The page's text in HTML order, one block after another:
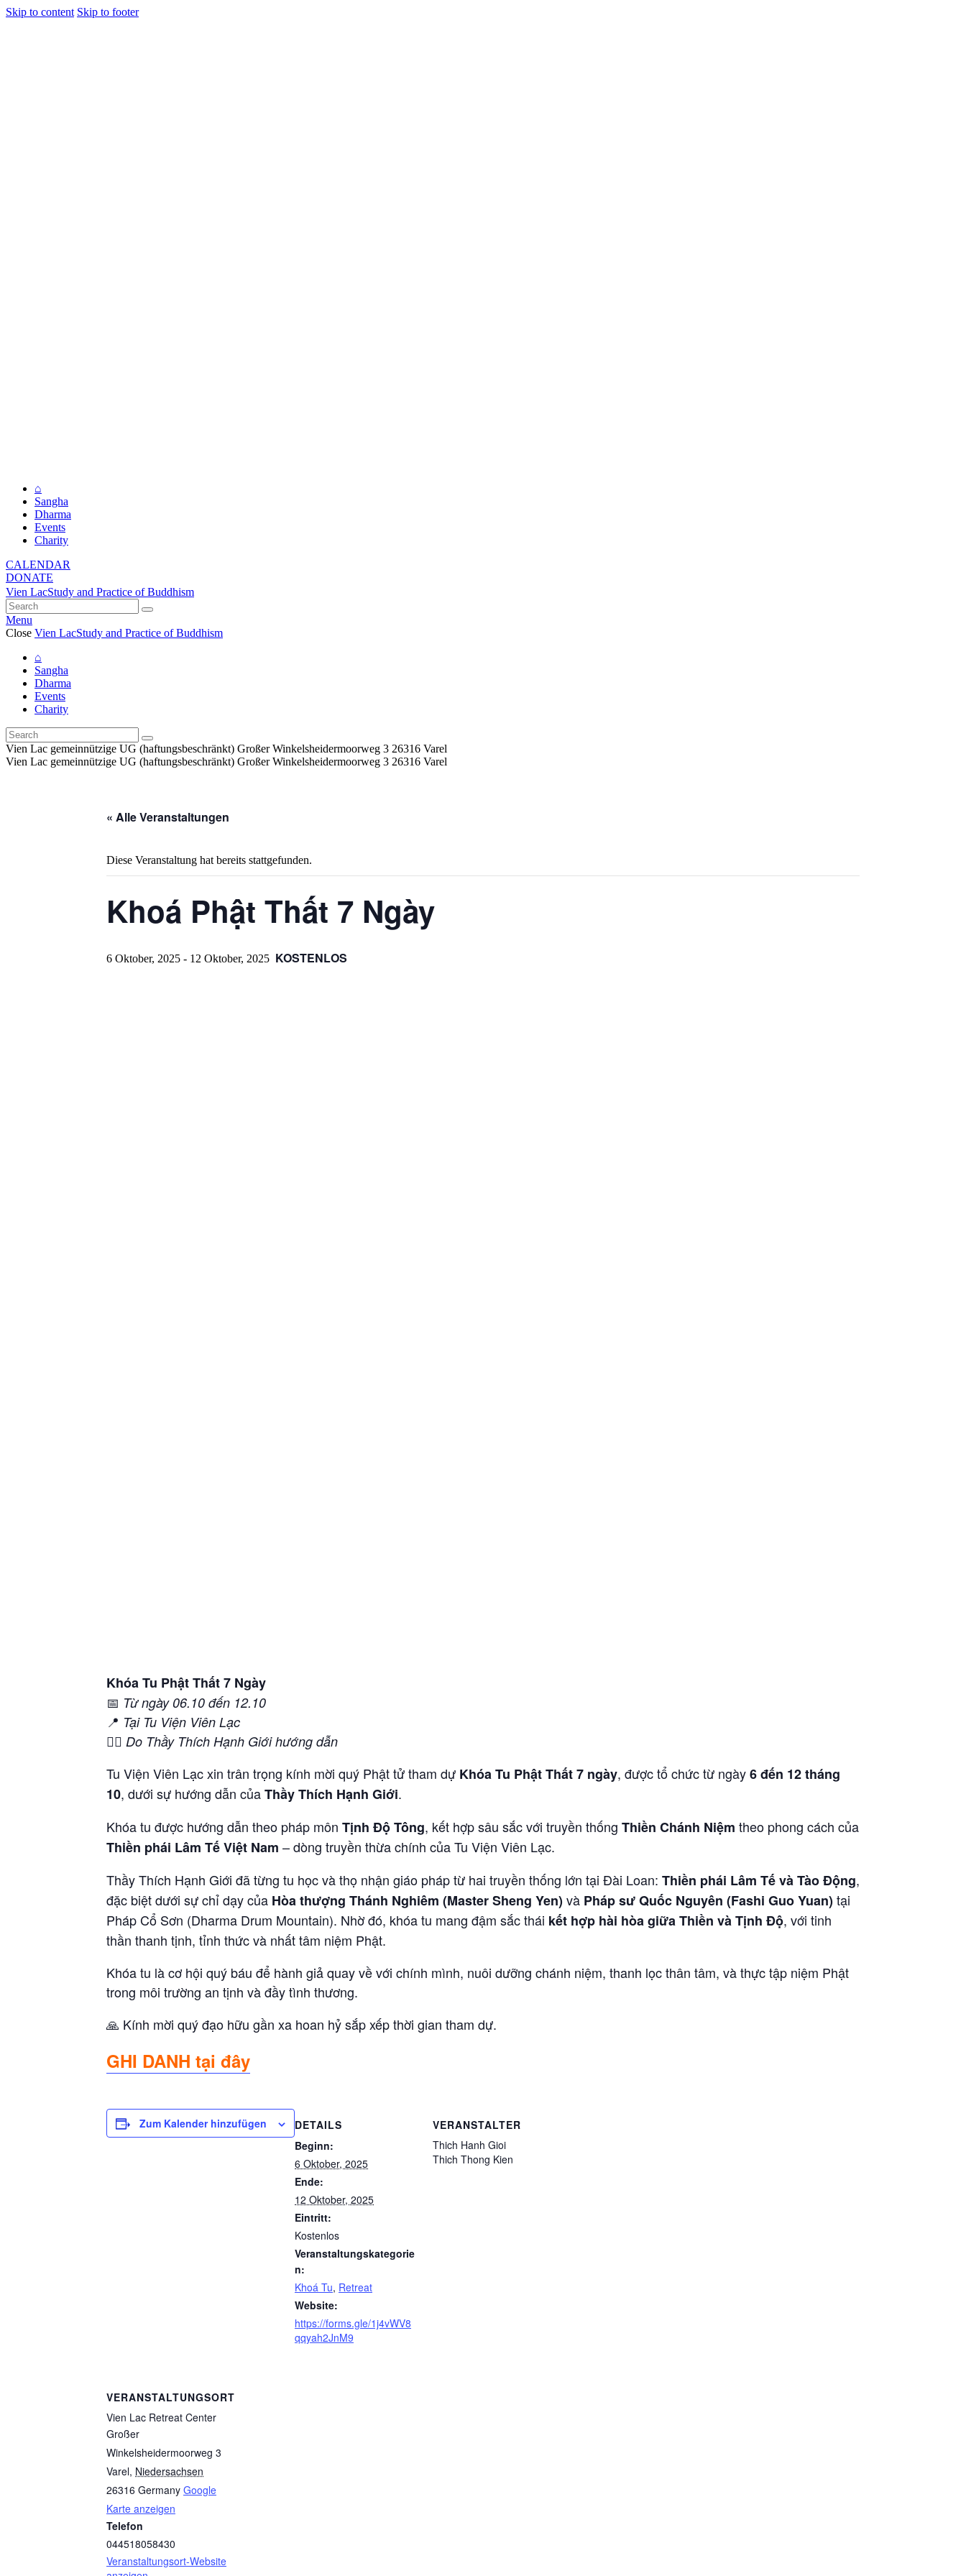
Skip to content Skip to footer
⌂
Sangha
Dharma
Events
Charity
CALENDAR
DONATE
Vien LacStudy and Practice of Buddhism
Menu
Close Vien LacStudy and Practice of Buddhism
⌂
Sangha
Dharma
Events
Charity
Vien Lac gemeinnützige UG (haftungsbeschränkt) Großer Winkelsheidermoorweg 3 26316 Varel
Vien Lac gemeinnützige UG (haftungsbeschränkt) Großer Winkelsheidermoorweg 3 26316 Varel
« Alle Veranstaltungen
Diese Veranstaltung hat bereits stattgefunden.
Khoá Phật Thất 7 Ngày
6 Oktober, 2025 - 12 Oktober, 2025 KOSTENLOS
Khóa Tu Phật Thất 7 Ngày
📅 Từ ngày 06.10 đến 12.10
📍 Tại Tu Viện Viên Lạc
🧘‍♂️ Do Thầy Thích Hạnh Giới hướng dẫn
Tu Viện Viên Lạc xin trân trọng kính mời quý Phật tử tham dự Khóa Tu Phật Thất 7 ngày, được tổ chức từ ngày6 đến 12 tháng
10, dưới sự hướng dẫn củaThầy Thích Hạnh Giới.
Khóa tu được hướng dẫn theo pháp môn Tịnh Độ Tông, kết hợp sâu sắc với truyền thống Thiền Chánh Niệm theo phong cách của
Thiền phái Lâm Tế Việt Nam – dòng truyền thừa chính của Tu Viện Viên Lạc.
Thầy Thích Hạnh Giới đã từng tu học và thọ nhận giáo pháp từ hai truyền thống lớn tại Đài Loan: Thiền phái Lâm Tế và Tào Động,
đặc biệt dưới sự chỉ dạy của Hòa thượng Thánh Nghiêm (Master Sheng Yen)và Pháp sư Quốc Nguyên (Fashi Guo Yuan)tại
Pháp Cổ Sơn (Dharma Drum Mountain). Nhờ đó, khóa tu mang đậm sắc thái kết hợp hài hòa giữa Thiền và Tịnh Độ, với tinh
thần thanh tịnh, tỉnh thức và nhất tâm niệm Phật.
Khóa tu là cơ hội quý báu để hành giả quay về với chính mình, nuôi dưỡng chánh niệm, thanh lọc thân tâm, và thực tập niệm Phật
trong môi trường an tịnh và đầy tình thương.
🙏 Kính mời quý đạo hữu gần xa hoan hỷ sắp xếp thời gian tham dự.
GHI DANH tại đây
Zum Kalender hinzufügen
DETAILS
Beginn:
6 Oktober, 2025
Ende:
12 Oktober, 2025
Eintritt:
Kostenlos
Veranstaltungskategorie
n:
Khoá Tu, Retreat
Website:
https://forms.gle/1j4vWV8
qqyah2JnM9
VERANSTALTER
Thich Hanh Gioi
Thich Thong Kien
VERANSTALTUNGSORT
Vien Lac Retreat Center
Großer
Winkelsheidermoorweg 3
Varel, Niedersachsen
26316 Germany Google
Karte anzeigen
Telefon
044518058430
Veranstaltungsort-Website